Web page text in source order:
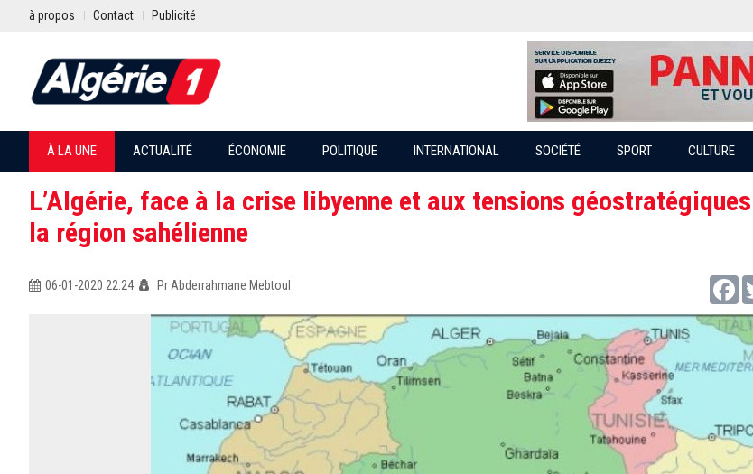
à propos Contact Publicité
À LA UNE ACTUALITÉ ÉCONOMIE POLITIQUE INTERNATIONAL SOCIÉTÉ SPORT CULTURE
L’Algérie, face à la crise libyenne et aux tensions
la région sahélienne
06-01-2020 22:24 Pr Abderrahmane Mebtoul